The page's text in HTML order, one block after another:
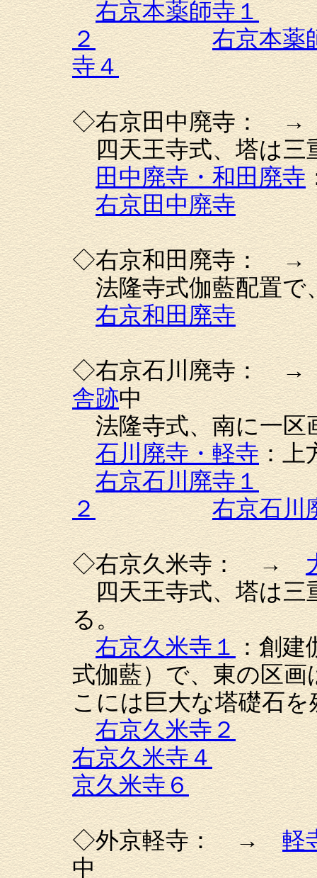
右京本薬師寺１
２
右京本薬
寺４
◇右京田中廃寺：
四天王寺式、塔は三
田中廃寺・和田廃寺
右京田中廃寺
◇右京和田廃寺：
法隆寺式伽藍配置で
右京和田廃寺
◇右京石川廃寺：
舎跡中
法隆寺式、南に一区
石川廃寺・軽寺：上
右京石川廃寺１
２
右京石川
◇右京久米寺： →
四天王寺式、塔は三
る。
右京久米寺１：創建
式伽藍）で、東の区
こには巨大な塔礎石を
右京久米寺２
右京久米寺４
京久米寺６
◇外京軽寺： →軽
中